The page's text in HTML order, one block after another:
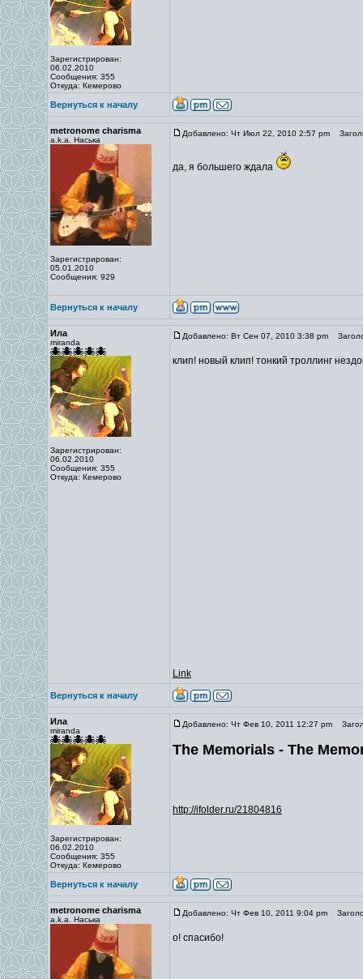
Зарегистрирован:
06.02.2010
Сообщения: 355
Откуда: Кемерово
Вернуться к началу
metronome charisma
a.k.a. Наська
Зарегистрирован:
05.01.2010
Сообщения: 929
Добавлено: Чт Июл 22, 2010 2:57 pm
да, я большего ждала
Вернуться к началу
Ила
miranda
Зарегистрирован:
06.02.2010
Сообщения: 355
Откуда: Кемерово
Добавлено: Вт Сен 07, 2010 3:38 pm
клип! новый клип! тонкий троллинг
Link
Вернуться к началу
Ила
miranda
Зарегистрирован:
06.02.2010
Сообщения: 355
Откуда: Кемерово
Добавлено: Чт Фев 10, 2011 12:27 pm
The Memorials - The
http://ifolder.ru/21804816
Вернуться к началу
metronome charisma
a.k.a. Наська
Добавлено: Чт Фев 10, 2011 9:04 pm
о! спасибо!